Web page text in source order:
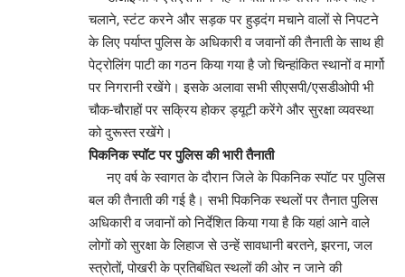
चलाने, स्टंट करने और सड़क पर हुड़दंग मचाने वालों से निपटने
के लिए पर्याप्त पुलिस के अधिकारी व जवानों की तैनाती के साथ ही
पेट्रोलिंग पाटी का गठन किया गया है जो चिन्हांकित स्थानों व मार्गो
पर निगरानी रखेंगे। इसके अलावा सभी सीएसपी/एसडीओपी भी
चौक-चौराहों पर सक्रिय होकर ड्यूटी करेंगे और सुरक्षा व्यवस्था
को दुरूस्त रखेंगे।
पिकनिक स्पॉट पर पुलिस की भारी तैनाती
नए वर्ष के स्वागत के दौरान जिले के पिकनिक स्पॉट पर पुलिस
बल की तैनाती की गई है। सभी पिकनिक स्थलों पर तैनात पुलिस
अधिकारी व जवानों को निर्देशित किया गया है कि यहां आने वाले
लोगों को सुरक्षा के लिहाज से उन्हें सावधानी बरतने, झरना, जल
स्त्रोतों, पोखरी के प्रतिबंधित स्थलों की ओर न जाने की